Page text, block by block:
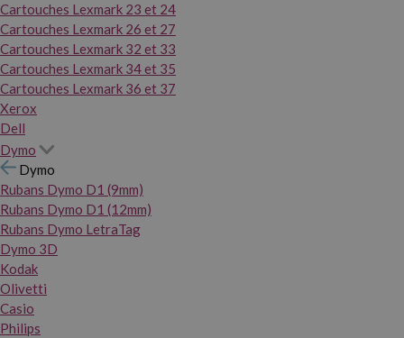
Cartouches Lexmark 23 et 24
Cartouches Lexmark 26 et 27
Cartouches Lexmark 32 et 33
Cartouches Lexmark 34 et 35
Cartouches Lexmark 36 et 37
Xerox
Dell
Dymo
Dymo
Rubans Dymo D1 (9mm)
Rubans Dymo D1 (12mm)
Rubans Dymo LetraTag
Dymo 3D
Kodak
Olivetti
Casio
Philips